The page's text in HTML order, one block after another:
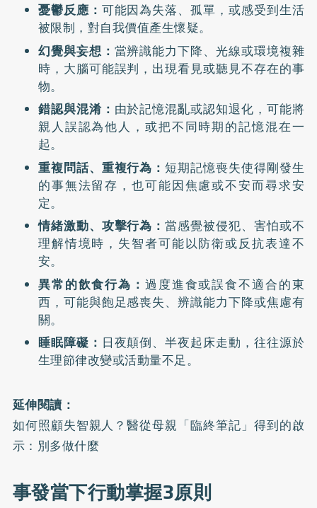
憂鬱反應： 可能因為失落、孤單，或感受到生活
被限制，對自我價值產生懷疑。
幻覺與妄想： 當辨識能力下降、光線或環境複雜
時，大腦可能誤判，出現看見或聽見不存在的事
物。
錯認與混淆： 由於記憶混亂或認知退化，可能將
親人誤認為他人，或把不同時期的記憶混在一
起。
重複問話、重複行為：短期記憶喪失使得剛發生
的事無法留存，也可能因焦慮或不安而尋求安
定。
情緒激動、攻擊行為：當感覺被侵犯、害怕或不
理解情境時，失智者可能以防衛或反抗表達不
安。
異常的飲食行為： 過度進食或誤食不適合的東
西，可能與飽足感喪失、辨識能力下降或焦慮有
關。
睡眠障礙： 日夜顛倒、半夜起床走動，往往源於
生理節律改變或活動量不足。
延伸閱讀：
如何照顧失智親人？醫從母親「臨終筆記」得到的啟
示：別多做什麼
事發當下行動掌握3原則